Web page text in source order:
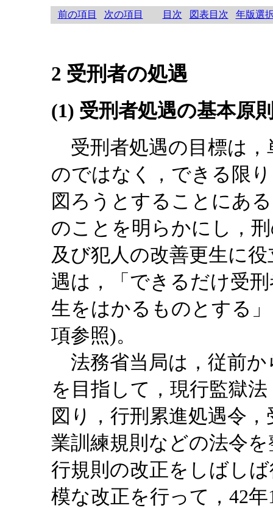
前の項目 次の項目 目次 図表目次 年版選
2 受刑者の処遇
(1) 受刑者処遇の基本原
受刑者処遇の目標は，
のではなく，できる限
図ろうとすることにあ
のことを明らかにし，
及び犯人の改善更生に
遇は，「できるだけ受
生をはかるものとする
項参照)。
法務省当局は，従前か
を目指して，現行監獄
図り，行刑累進処遇令
業訓練規則などの法令
行規則の改正をしばし
模な改正を行って，42